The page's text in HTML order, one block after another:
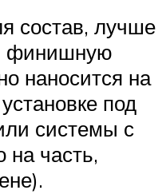
состав, лучше
финишную
наносится на
под
системы с
на часть,